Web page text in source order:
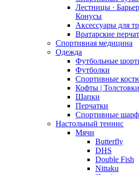
Лестницы ·
Конусы
Аксессуары для
Вратарские
Спортивная медицина
Одежда
Футбольные
Футболки
Спортивные
Кофты |
Шапки
Перчатки
Спортивные
Настольный теннис
Мячи
Butterfly
DHS
Double Fish
Nittaku